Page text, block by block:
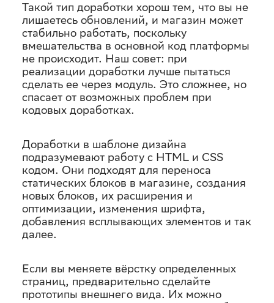
Такой тип доработки хорош тем, что вы не
лишаетесь обновлений, и магазин может
стабильно работать, поскольку
вмешательства в основной код платформы
не происходит. Наш совет: при
реализации доработки лучше пытаться
сделать ее через модуль. Это сложнее, но
спасает от возможных проблем при
кодовых доработках.
Доработки в шаблоне дизайна
подразумевают работу с HTML и CSS
кодом. Они подходят для переноса
статических блоков в магазине, создания
новых блоков, их расширения и
оптимизации, изменения шрифта,
добавления всплывающих элементов и так
далее.
Если вы меняете вёрстку определенных
страниц, предварительно сделайте
прототипы внешнего вида. Их можно